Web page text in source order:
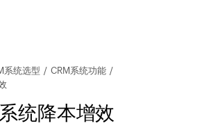
系统选型 / CRM系统功能 /
统降本增效